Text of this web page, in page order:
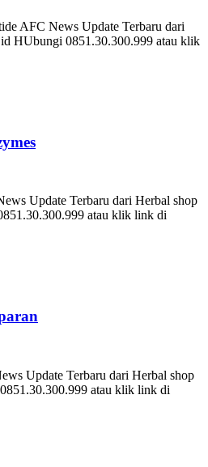
AFC News Update Terbaru dari
HUbungi 0851.30.300.999 atau klik
Update Terbaru dari Herbal shop
atau klik link di
Update Terbaru dari Herbal shop
atau klik link di